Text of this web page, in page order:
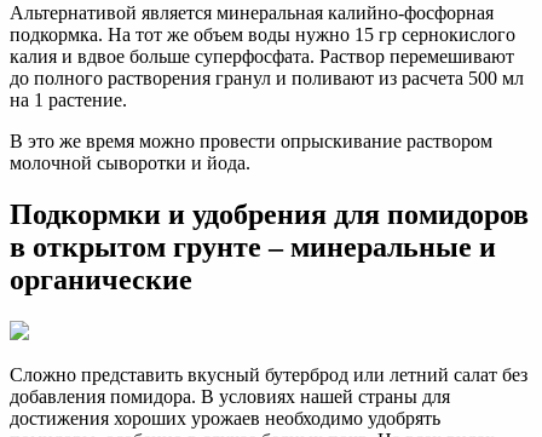
Альтернативой является минеральная калийно-фосфорная
подкормка. На тот же объем воды нужно 15 гр сернокислого
калия и вдвое больше суперфосфата. Раствор перемешивают
до полного растворения гранул и поливают из расчета 500 мл
на 1 растение.
В это же время можно провести опрыскивание раствором
молочной сыворотки и йода.
Подкормки и удобрения для помидоров
в открытом грунте – минеральные и
органические
Сложно представить вкусный бутерброд или летний салат без
добавления помидора. В условиях нашей страны для
достижения хороших урожаев необходимо удобрять